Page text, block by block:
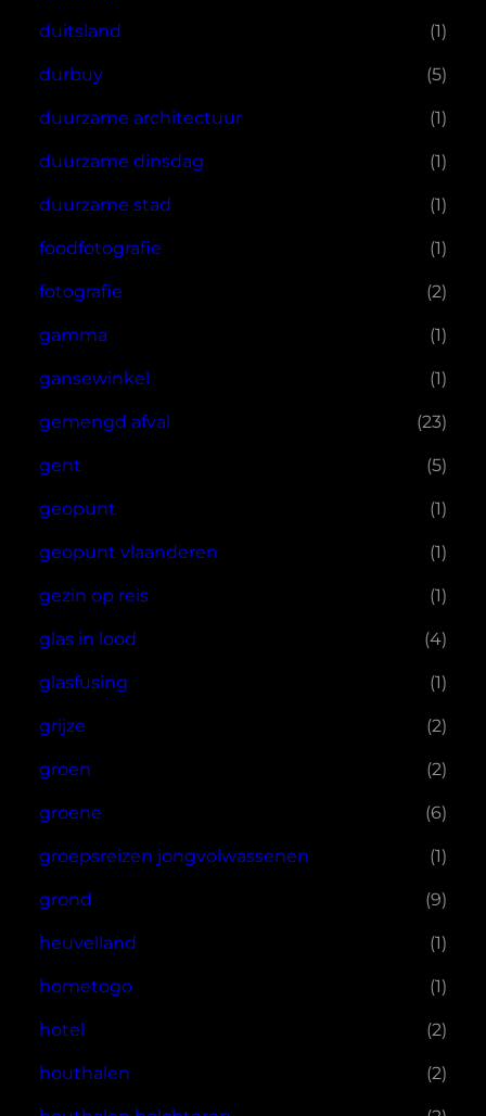
duitsland (1)
durbuy (5)
duurzame architectuur (1)
duurzame dinsdag (1)
duurzame stad (1)
foodfotografie (1)
fotografie (2)
gamma (1)
gansewinkel (1)
gemengd afval (23)
gent (5)
geopunt (1)
geopunt vlaanderen (1)
gezin op reis (1)
glas in lood (4)
glasfusing (1)
grijze (2)
groen (2)
groene (6)
groepsreizen jongvolwassenen (1)
grond (9)
heuvelland (1)
hometogo (1)
hotel (2)
houthalen (2)